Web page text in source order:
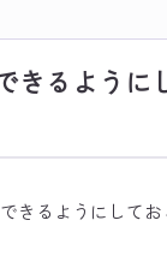
きるように
きるようにしてお